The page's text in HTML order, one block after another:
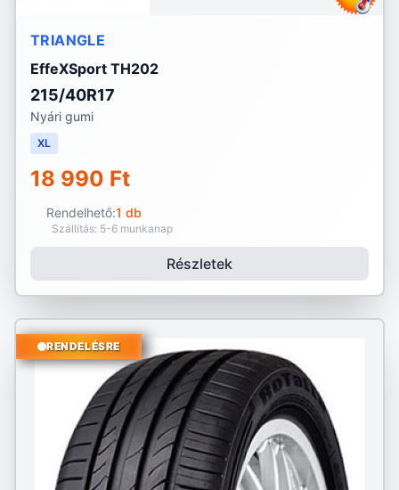
TRIANGLE
EffeXSport TH202
215/40R17
Nyári gumi
XL
18 990 Ft
Rendelhető:1 db
Szállítás: 5-6 munkanap
Részletek
RENDELÉSRE